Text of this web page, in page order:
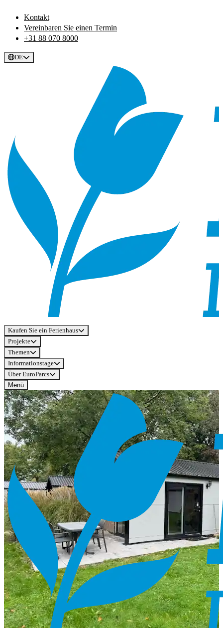
Kontakt
Vereinbaren Sie einen Termin
+31 88 070 8000
DE
Kaufen Sie ein Ferienhaus
Projekte
Themen
Informationstage
Über EuroParcs
Menü